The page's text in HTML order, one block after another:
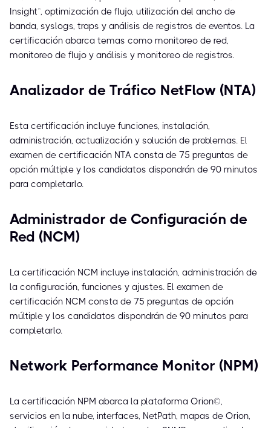
Insight™, optimización de flujo, utilización del ancho de
banda, syslogs, traps y análisis de registros de eventos. La
certificación abarca temas como monitoreo de red,
monitoreo de flujo y análisis y monitoreo de registros.
Analizador de Tráfico NetFlow (NTA)
Esta certificación incluye funciones, instalación,
administración, actualización y solución de problemas. El
examen de certificación NTA consta de 75 preguntas de
opción múltiple y los candidatos dispondrán de 90 minutos
para completarlo.
Administrador de Configuración de
Red (NCM)
La certificación NCM incluye instalación, administración de
la configuración, funciones y ajustes. El examen de
certificación NCM consta de 75 preguntas de opción
múltiple y los candidatos dispondrán de 90 minutos para
completarlo.
Network Performance Monitor (NPM)
La certificación NPM abarca la plataforma Orion©,
servicios en la nube, interfaces, NetPath, mapas de Orion,